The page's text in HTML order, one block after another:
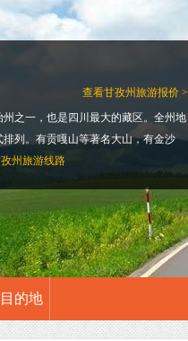
查看甘孜州旅游报价 >
之一，也是四川最大的藏区。全州地
列。有贡嘎山等著名大山，有金沙
州旅游线路
的地